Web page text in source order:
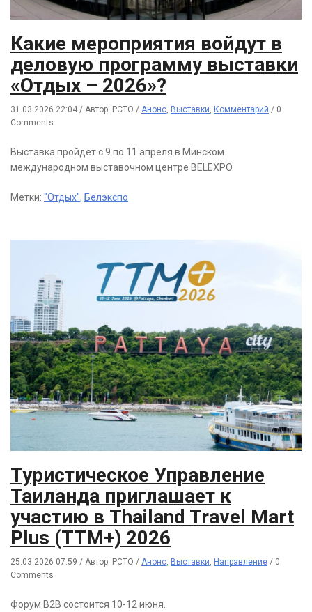
Какие мероприятия войдут в
деловую программу выставки
«Отдых – 2026»?
31.03.2026 22:04 / Автор: РСТО / Анонс, Выставки, Комментарий / 0
Comments
Выставка пройдет с 9 по 11 апреля в Минском
международном выставочном центре BELEXPO.
Метки: "Отдых", Белэкспо
Туристическое Управление
Таиланда приглашает к
участию в Thailand Travel Mart
Plus (TTM+) 2026
25.03.2026 07:59 / Автор: РСТО / Анонс Выставки Направление / 0
Comments
Форум B2B состоится 10-12 июня.